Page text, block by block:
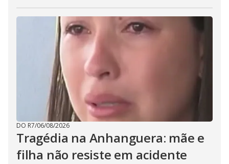
DO R7/06/08/2026
Tragédia na Anhanguera: mãe e
filha não resiste em acidente